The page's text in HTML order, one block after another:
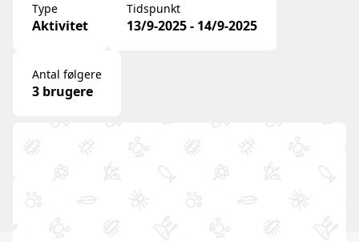
Type
Aktivitet
Tidspunkt
13/9-2025 - 14/9-2025
Antal følgere
3 brugere